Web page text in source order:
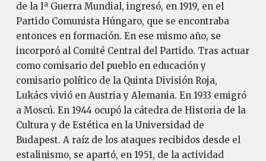
de la Iª Guerra Mundial, ingresó, en 1919, en el
Partido Comunista Húngaro, que se encontraba
entonces en formación. En ese mismo año, se
incorporó al Comité Central del Partido. Tras actuar
como comisario del pueblo en educación y
comisario político de la Quinta División Roja,
Lukács vivió en Austria y Alemania. En 1933 emigró
a Moscú. En 1944 ocupó la cátedra de Historia de la
Cultura y de Estética en la Universidad de
Budapest. A raíz de los ataques recibidos desde el
estalinismo, se apartó, en 1951, de la actividad